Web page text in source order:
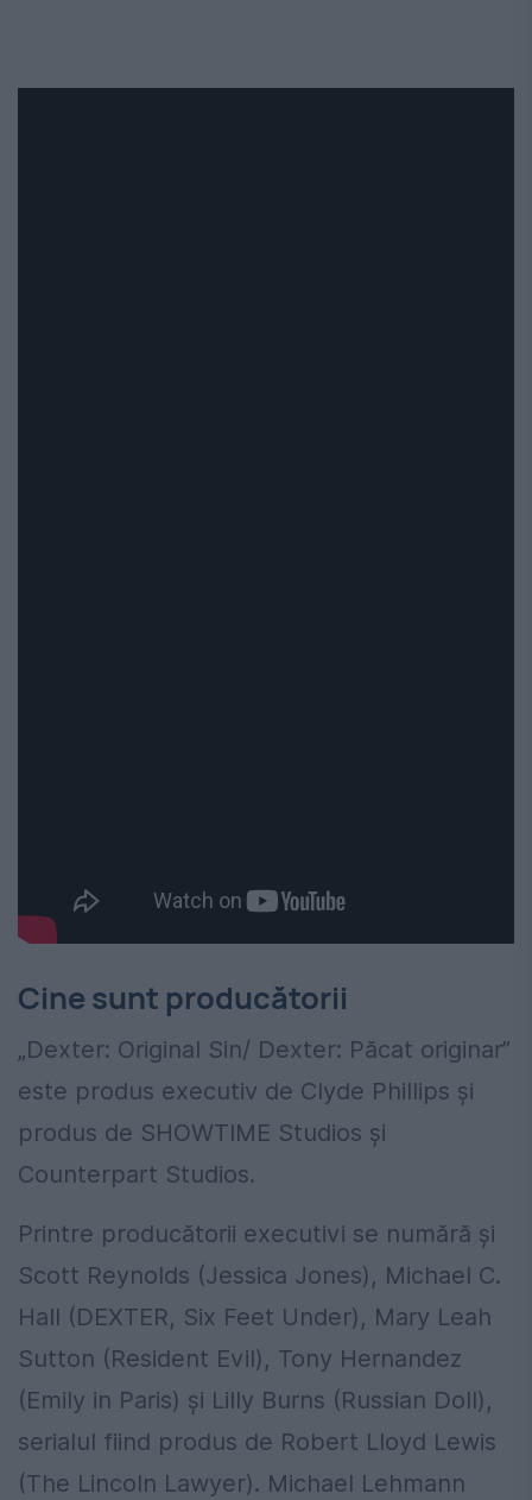
Cine sunt producătorii
„Dexter: Original Sin/ Dexter: Păcat originar”
este produs executiv de Clyde Phillips şi
produs de SHOWTIME Studios şi
Counterpart Studios.
Printre producătorii executivi se numără şi
Scott Reynolds (Jessica Jones), Michael C.
Hall (DEXTER, Six Feet Under), Mary Leah
Sutton (Resident Evil), Tony Hernandez
(Emily in Paris) şi Lilly Burns (Russian Doll),
serialul fiind produs de Robert Lloyd Lewis
(The Lincoln Lawyer). Michael Lehmann